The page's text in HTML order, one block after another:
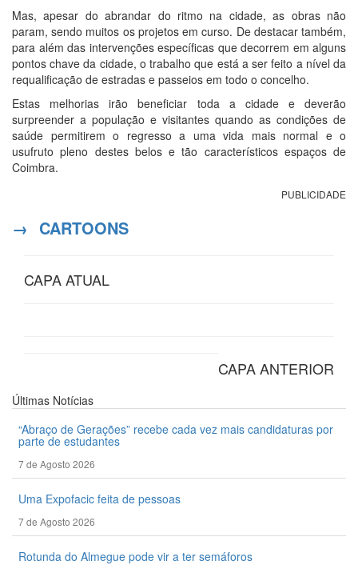
Mas, apesar do abrandar do ritmo na cidade, as obras não
param, sendo muitos os projetos em curso. De destacar também,
para além das intervenções específicas que decorrem em alguns
pontos chave da cidade, o trabalho que está a ser feito a nível da
requalificação de estradas e passeios em todo o concelho.
Estas melhorias irão beneficiar toda a cidade e deverão
surpreender a população e visitantes quando as condições de
saúde permitirem o regresso a uma vida mais normal e o
usufruto pleno destes belos e tão característicos espaços de
Coimbra.
PUBLICIDADE
→ CARTOONS
CAPA ATUAL
CAPA ANTERIOR
Últimas Notícias
“Abraço de Gerações” recebe cada vez mais candidaturas por
parte de estudantes
7 de Agosto 2026
Uma Expofacic feita de pessoas
7 de Agosto 2026
Rotunda do Almegue pode vir a ter semáforos